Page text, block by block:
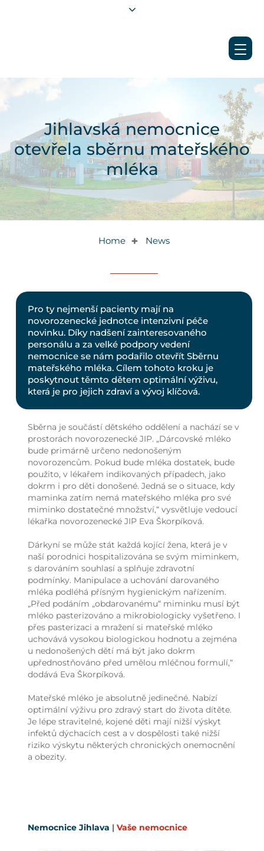
Jihlavská nemocnice
otevřela sběrnu mateřského
mléka
Home ✚ News
Pro ty nejmenší pacienty mají na
novorozenecké jednotce intenzivní péče
novinku. Díky nadšení zainteresovaného
personálu a za velké podpory vedení
nemocnice se nám podařilo otevřít Sběrnu
mateřského mléka. Cílem tohoto kroku je
poskytnout těmto dětem optimální výživu,
která je pro jejich zdraví a vývoj klíčová.
Sběrna je součástí dětského oddělení a nachází se v
prostorách novorozenecké JIP. „Dárcovské mléko
bude primárně určeno nedonošeným
novorozencům. Pokud bude mléka dostatek, bude
použito, v lékařem indikovaných případech, jako
dokrm i pro děti donošené. Jedná se o situace, kdy
maminka zatím nemá mateřského mléka pro své
miminko dostatečné množství,“ vysvětluje vedoucí
lékařka novorozenecké JIP Eva Škorpíková.
Dárkyní se může stát každá kojící žena, která je v
naší porodnici hospitalizována se svým miminkem,
s darováním souhlasí a splňuje zdravotní
podmínky. Manipulace a uchování darovaného
mléka podléhá přísným hygienickým nařízením.
„Před podáním „obdarovanému“ miminku musí být
mléko pasterizováno a mikrobiologicky vyšetřeno. I
přes pasterizaci a mražení si mateřské mléko
uchovává vysokou biologickou hodnotu a zejména
u nedonošených dětí má být jako dokrm
upřednostňováno před umělou mléčnou formulí,“
dodává Eva Škorpíková.
Mateřské mléko je absolutně jedinečné. Nabízí
optimální výživu pro zdravý start do života dítěte.
Je lépe stravitelné, kojené děti mají nižší výskyt
infektů dýchacích cest a v dospělosti také nižší
riziko výskytu některých chronických onemocnění
a obezity.
Nemocnice Jihlava | Vaše nemocnice